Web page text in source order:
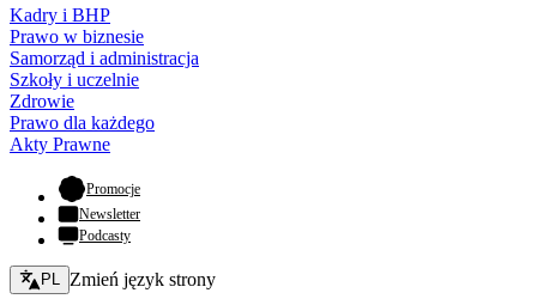
Kadry i BHP
Prawo w biznesie
Samorząd i administracja
Szkoły i uczelnie
Zdrowie
Prawo dla każdego
Akty Prawne
Promocje- otwiera się w nowej karcie
Newsletter
Podcasty
Zmień język - bieżący:
PL Zmień język strony